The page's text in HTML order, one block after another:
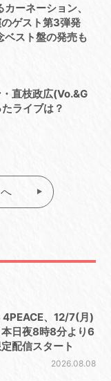
ーネーション、
ゲスト第3弾発
スト盤の発売も
直枝政広(Vo.&G
ライブは？
4PEACE、12/7(月)
日夜8時8分より6
配信スタート
2026.08.08